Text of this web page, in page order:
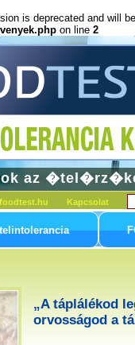
is deprecated and will
on line 2
az
Kapcsolat
„A táplálékod
orvosságod a